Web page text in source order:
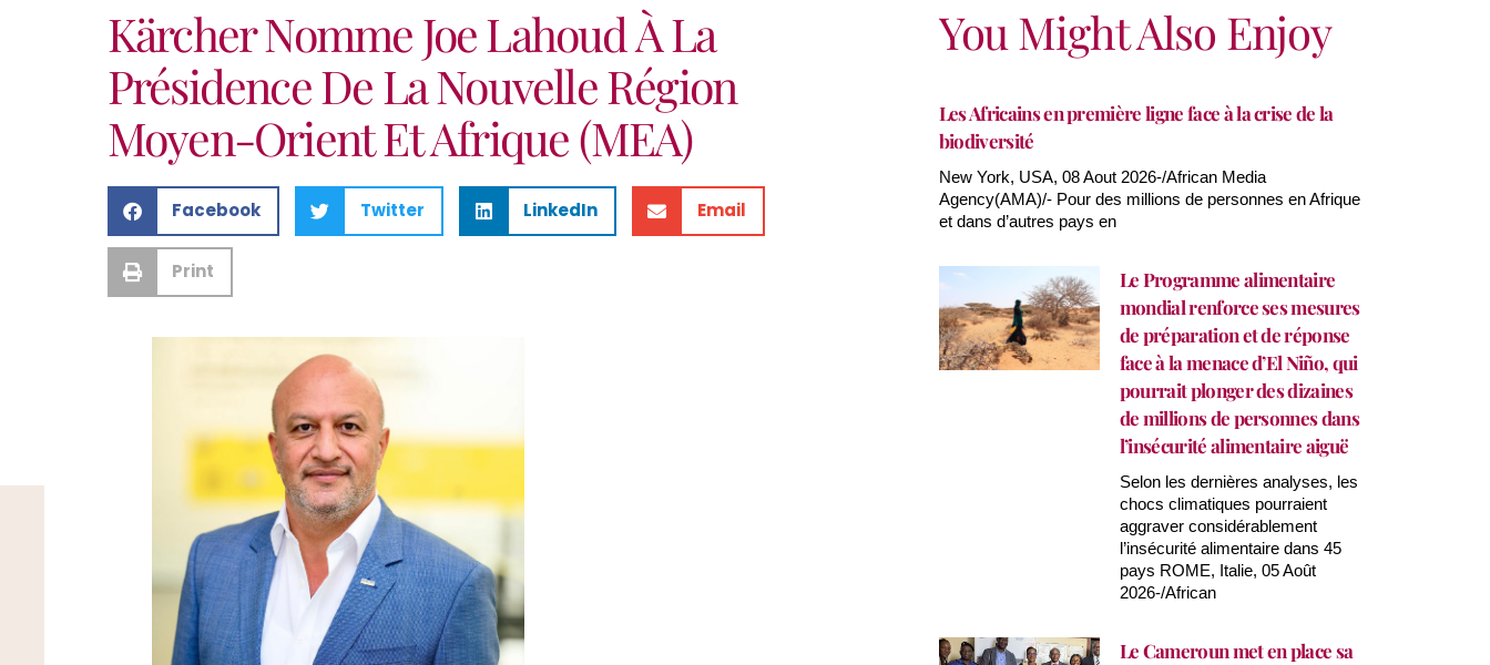
Kärcher Nomme Joe Lahoud À La
Présidence De La Nouvelle Région
Moyen-Orient Et Afrique (MEA)
Facebook Twitter LinkedIn Email
Print
You Might Also Enjoy
Les Africains en première ligne face à la crise de la
biodiversité
New York, USA, 08 Aout 2026-/African Media
Agency(AMA)/- Pour des millions de personnes en Afrique
et dans d’autres pays en
Le Programme alimentaire
mondial renforce ses mesures
de préparation et de réponse
face à la menace d’El Niño, qui
pourrait plonger des dizaines
de millions de personnes dans
l’insécurité alimentaire aiguë
Selon les dernières analyses, les
chocs climatiques pourraient
aggraver considérablement
l’insécurité alimentaire dans 45
pays ROME, Italie, 05 Août
2026-/African
Le Cameroun met en place sa